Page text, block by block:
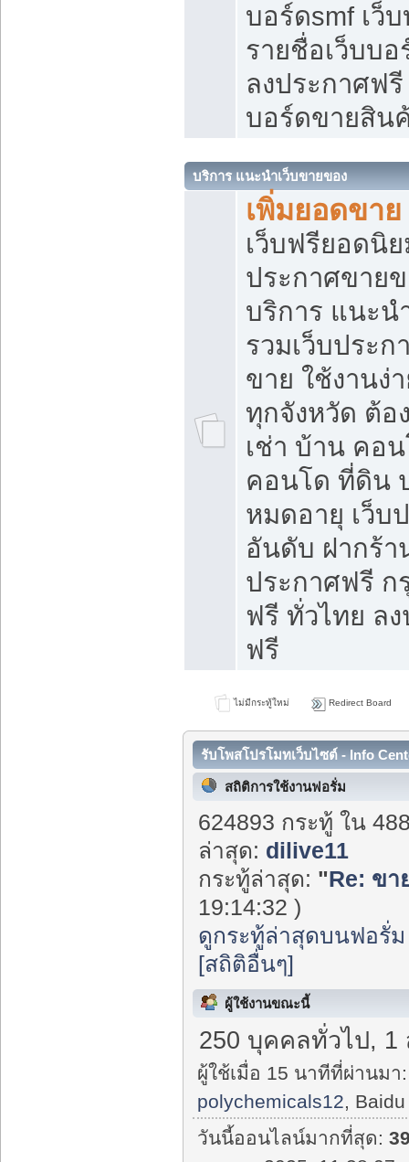
บอร์ดsmf เว็
รายชื่อเว็บบ
ลงประกาศฟรี
บอร์ดขายสิน
บริการ แนะนำเว็บขายของ
เพิ่มยอดขา
เว็บฟรียอดนิ
ประกาศขาย
บริการ แนะน
รวมเว็บประก
ขาย ใช้งานง่
ทุกจังหวัด ต้อ
เช่า บ้าน คอ
คอนโด ที่ดิน
หมดอายุ เว็บ
อันดับ ฝากร้า
ประกาศฟรี ก
ฟรี ทั่วไทย ล
ฟรี
ไม่มีกระทู้ใหม่ Redirect Board
รับโพสโปรโมทเว็บไซต์ - Info
สถิติการใช้งานฟอรั่ม
624893 กระทู้ ใน
ล่าสุด: dilive11
กระทู้ล่าสุด: "Re: ขา
19:14:32 )
ดูกระทู้ล่าสุดบนฟอรั่ม
[สถิติอื่นๆ]
ผู้ใช้งานขณะนี้
250 บุคคลทั่วไป, 1
ผู้ใช้เมื่อ 15 นาทีที่ผ่านมา:
polychemicals12,
วันนี้ออนไลน์มากที่สุด: